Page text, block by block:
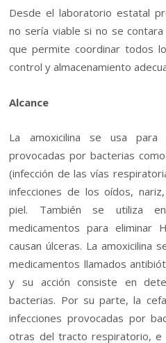
Desde el laboratorio estatal
no sería viable si no se
que permite coordinar todos
control y almacenamiento
Alcance
La amoxicilina se usa para
provocadas por bacterias
(infección de las vías
infecciones de los oídos,
piel. También se utiliza
medicamentos para eliminar
causan úlceras. La amoxicilina
medicamentos llamados
y su acción consiste en
bacterias. Por su parte, la
infecciones provocadas por
otras del tracto respiratorio, e